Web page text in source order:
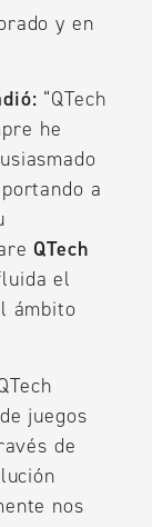
y en
“QTech
he
a
QTech
el
ámbito
juegos
de
nos